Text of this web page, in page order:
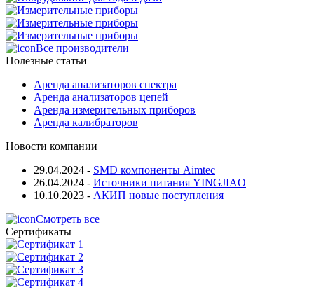
Все производители
Полезные статьи
Аренда анализаторов спектра
Аренда анализаторов цепей
Аренда измерительных приборов
Аренда калибраторов
Новости компании
29.04.2024 - SMD компоненты Aimtec
26.04.2024 - Источники питания YINGJIAO
10.10.2023 - АКИП новые поступления
Смотреть все
Сертификаты